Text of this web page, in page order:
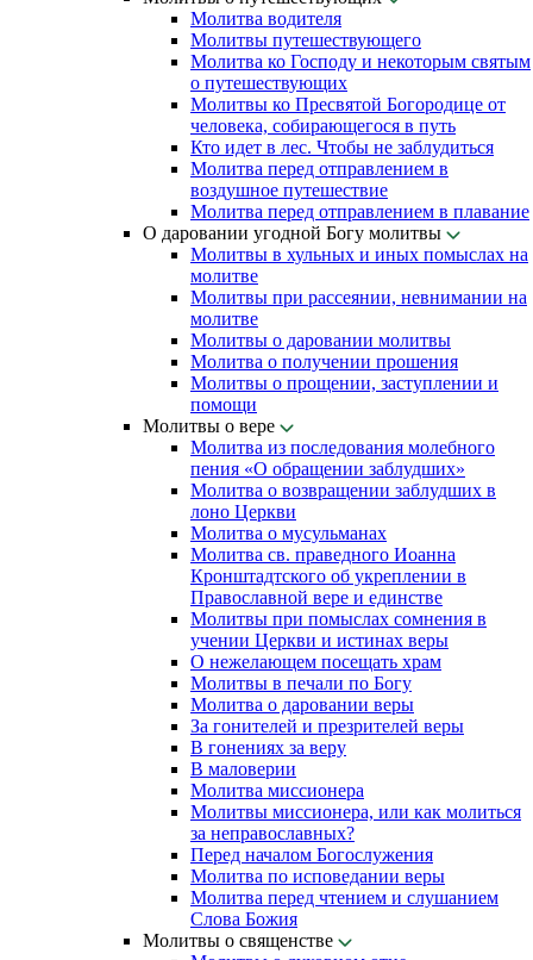
Молитва водителя
Молитвы путешествующего
Молитва ко Господу и некоторым святым
о путешествующих
Молитвы ко Пресвятой Богородице от
человека, собирающегося в путь
Кто идет в лес. Чтобы не заблудиться
Молитва перед отправлением в
воздушное путешествие
Молитва перед отправлением в плавание
О даровании угодной Богу молитвы
Молитвы в хульных и иных помыслах на
молитве
Молитвы при рассеянии, невнимании на
молитве
Молитвы о даровании молитвы
Молитва о получении прошения
Молитвы о прощении, заступлении и
помощи
Молитвы о вере
Молитва из последования молебного
пения «О обращении заблудших»
Молитва о возвращении заблудших в
лоно Церкви
Молитва о мусульманах
Молитва св. праведного Иоанна
Кронштадтского об укреплении в
Православной вере и единстве
Молитвы при помыслах сомнения в
учении Церкви и истинах веры
О нежелающем посещать храм
Молитвы в печали по Богу
Молитва о даровании веры
За гонителей и презрителей веры
В гонениях за веру
В маловерии
Молитва миссионера
Молитвы миссионера, или как молиться
за неправославных?
Перед началом Богослужения
Молитва по исповедании веры
Молитва перед чтением и слушанием
Слова Божия
Молитвы о священстве